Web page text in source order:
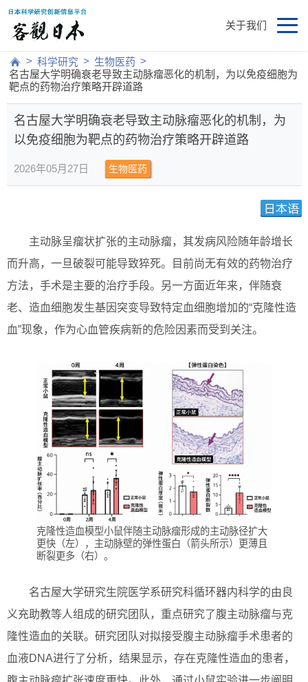
关于我们
> 科学研究 > 生物医药 >
名古屋大学明确衰老导致主动脉瘤恶化的机制，为以免疫细胞为
靶点的药物治疗策略开辟道路
名古屋大学明确衰老导致主动脉瘤恶化的机制，为
以免疫细胞为靶点的药物治疗策略开辟道路
2026年05月27日 生物医药
主动脉呈瘤状扩张的主动脉瘤，其发病风险随年龄增长
而升高，一旦破裂可能导致猝死。目前尚无有效的药物治疗
方法，手术是主要的治疗手段。另一方面近年来，伴随衰
老、造血细胞发生基因突变导致特定血细胞增加的“克隆性造
血”现象，作为心血管疾病新的危险因素而受到关注。
克隆性造血模型小鼠伴随主动脉瘤形成的主动脉径扩大
更快（左），主动脉壁的弹性蛋白（箭头所示）更薄且
断裂更多（右）。
名古屋大学研究生院医学系研究科循环器内科学的由良
义充助教等人组成的研究团队，重点研究了腹主动脉瘤与克
隆性造血的关联。研究团队对拟接受腹主动脉瘤手术患者的
血液DNA进行了分析，结果显示，存在克隆性造血的患者，